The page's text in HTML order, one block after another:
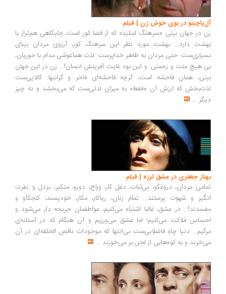
آل‌پاچینو در بوی خوش زن | فیلم
زن در جهان بینی «سرهنگ اسلید» که از قضا کور است، جایگاهی هم‌تراز با
بهشت دارد... بهشت مورد نظر این سرهنگ کور، آرزوی مردان بینای
بسیاری‌ست. حتی مردان به ظاهر خداپرست. لذت همآغوشی مدام با حوریان،
بی هیچ منت و زحمتی: و این بود غایت آفرینش انسان!... زن در این جهان
بینی، همان فاحشه است، گرچه فاحشه‌ای فاخر و گرانبها. کالایی‌ست
لذت‌بخش که ارزش آن «فقط» به میزان لذتی‌ست که می‌بخشد و نه چیز
دیگر ...
بهناز جعفری در عشق لرزه | فیلم
تمامی مردان، دروغگو، بی‌ثبات، دغل کار، وراج، دورو، متکبر، بزدل و نفرت
انگیز و شهوت پرستند... تمام زنان، ریاکار، مکار، خودپسند، کنجکاو و
مفسدند!... در عشق، غالبا اشتباه می‌کنیم، عواطفمان جریحه دار می‌شود و
احساس فلاکت می‌کنیم؛ اما عشق می‌ورزیم و آن هنگام که در آستانه‌ی
مرگیم... دنیا چاهِ فاضلابی‌ست بی‌انتها که موجودات ناقص الخلقه‌ای در آن
می‌خزند و به کوه‌هایی از لجن بر می‌خورند ...